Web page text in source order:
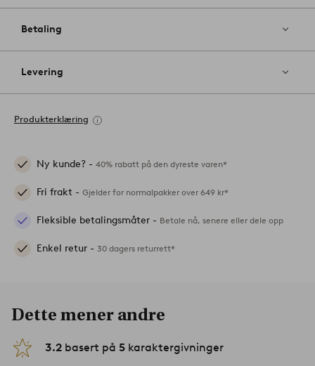
Betaling
Levering
Produkterklæring
Ny kunde? - 40% rabatt på den dyreste varen*
Fri frakt - Gjelder for normalpakker over 649 kr*
Fleksible betalingsmåter - Betale nå, senere eller dele opp
Enkel retur - 30 dagers returrett*
Dette mener andre
3.2 basert på 5 karaktergivninger